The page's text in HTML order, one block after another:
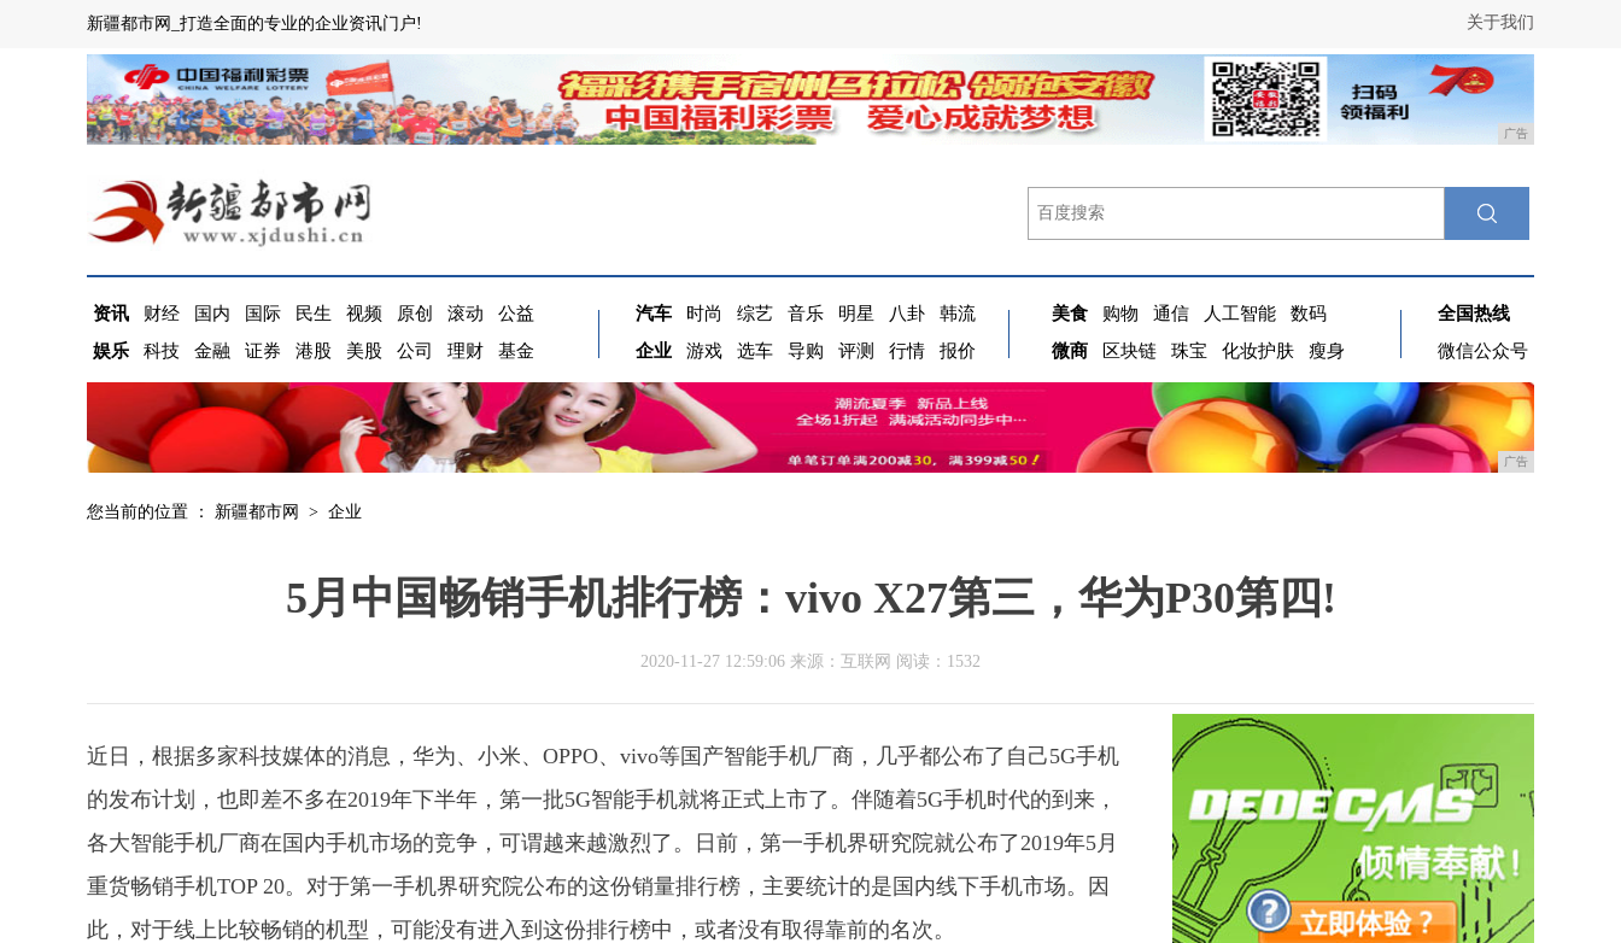
关于我们
新疆都市网_打造全面的专业的企业资讯门户!
广告
资讯 财经 国内 国际 民生 视频 原创 滚动
公益
娱乐
科技 金融 证券 港股 美股 公司 理财 基金
汽车 时尚 综艺 音乐 明星 八卦
韩流
企业
游戏 选车 导购 评测 行情 报价
美食 购物 通信 人工智能
数码
微商
区块链 珠宝 化妆护肤 瘦身
全国热线
微信公众号
广告
您当前的位置 ： 新疆都市网 > 企业
5月中国畅销手机排行榜：vivo X27第三，华为P30第四!
2020-11-27 12:59:06 来源：互联网 阅读：1532
近日，根据多家科技媒体的消息，华为、小米、OPPO、vivo等国产智能手机厂商，几乎都公布了自己5G手机
的发布计划，也即差不多在2019年下半年，第一批5G智能手机就将正式上市了。伴随着5G手机时代的到来，
各大智能手机厂商在国内手机市场的竞争，可谓越来越激烈了。日前，第一手机界研究院就公布了2019年5月
重货畅销手机TOP 20。对于第一手机界研究院公布的这份销量排行榜，主要统计的是国内线下手机市场。因
此，对于线上比较畅销的机型，可能没有进入到这份排行榜中，或者没有取得靠前的名次。